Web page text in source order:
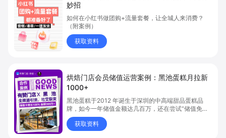
妙招
如何在小红书做团购+流量套餐，让全城人来消费？
（附案例）
获取资料
烘焙门店会员储值运营案例：黑池蛋糕月拉新
1000+
黑池蛋糕于2012 年诞生于深圳的中高端甜品蛋糕品
牌，如今一年储值金额达几百万，还在尝试“储值免单”
提升储值金额！
获取资料